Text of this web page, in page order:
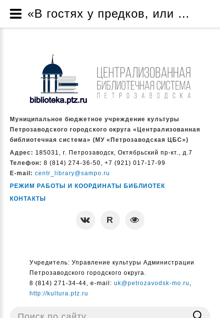
Муниципальное бюджетное учреждение культуры
Петрозаводского городского округа «Централизованная
библиотечная система» (МУ «Петрозаводская ЦБС»)
Адрес: 185031, г. Петрозаводск, Октябрьский пр-кт., д.7
Телефон: 8 (814) 274-36-50, +7 (921) 017-17-99
E-mail: centr_library@sampo.ru
РЕЖИМ РАБОТЫ И КООРДИНАТЫ БИБЛИОТЕК
КОНТАКТЫ
Учредитель: Управление культуры Администрации
Петрозаводского городского округа.
8 (814) 271-34-44, e-mail: uk@petrozavodsk-mo.ru ,
http://kultura.ptz.ru
Поиск
«В гостях у предков, или Путешествие в карельскую деревню» - Новости - Муниципальное бюджетное учреждение культуры Петрозаводского городского округа «Централизованная библиотечная система» (МУ «Петрозаводская ЦБС»)